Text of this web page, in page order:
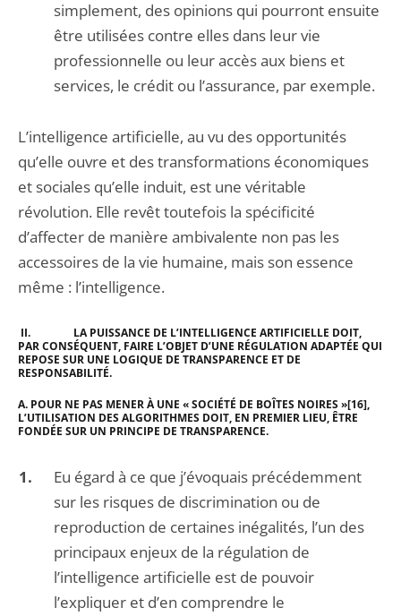
simplement, des opinions qui pourront ensuite
être utilisées contre elles dans leur vie
professionnelle ou leur accès aux biens et
services, le crédit ou l’assurance, par exemple.
L’intelligence artificielle, au vu des opportunités
qu’elle ouvre et des transformations économiques
et sociales qu’elle induit, est une véritable
révolution. Elle revêt toutefois la spécificité
d’affecter de manière ambivalente non pas les
accessoires de la vie humaine, mais son essence
même : l’intelligence.
II. LA PUISSANCE DE L’INTELLIGENCE ARTIFICIELLE DOIT,
PAR CONSÉQUENT, FAIRE L’OBJET D’UNE RÉGULATION ADAPTÉE QUI
REPOSE SUR UNE LOGIQUE DE TRANSPARENCE ET DE
RESPONSABILITÉ.
A. POUR NE PAS MENER À UNE « SOCIÉTÉ DE BOÎTES NOIRES »[16],
L’UTILISATION DES ALGORITHMES DOIT, EN PREMIER LIEU, ÊTRE
FONDÉE SUR UN PRINCIPE DE TRANSPARENCE.
Eu égard à ce que j’évoquais précédemment
sur les risques de discrimination ou de
reproduction de certaines inégalités, l’un des
principaux enjeux de la régulation de
l’intelligence artificielle est de pouvoir
l’expliquer et d’en comprendre le